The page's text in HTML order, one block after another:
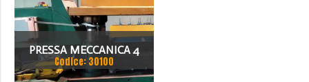
MENSOLE PER FRONTE
(TOTALE 114 MENSO
PRESSA MECCANICA 4
COLONNE SABILA
Codice: 30100